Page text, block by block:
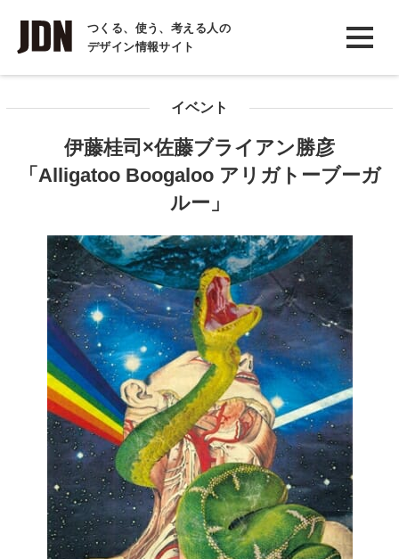
つくる、使う、考える人の
デザイン情報サイト
INTERVIEW
インタビュー
COLUMN
イベント
伊藤桂司×佐藤ブライアン勝彦
「Alligatoo Boogaloo アリガトーブーガ
ルー」